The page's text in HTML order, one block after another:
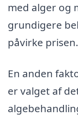
med alger og
grundigere
påvirke prisen.
En anden
er valget af